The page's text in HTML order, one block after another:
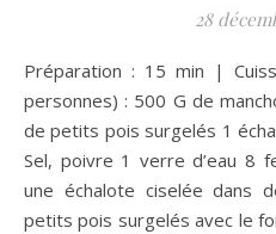
28
Préparation : 15 min | Cuisson : 30 min Ingrédients (4
personnes) : 500 G de
de petits pois surgelés 1
Sel, poivre 1 verre d’eau 8
une échalote ciselée dans
petits pois surgelés avec le